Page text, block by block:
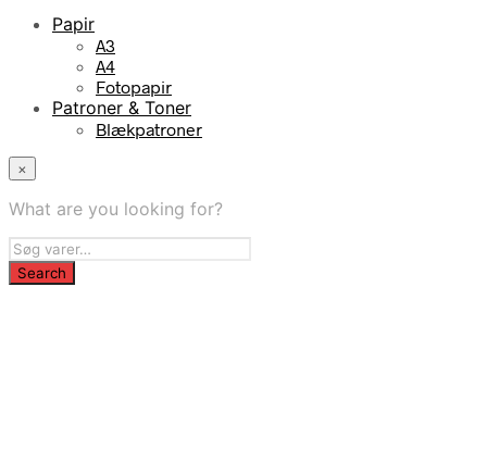
Papir
A3
A4
Fotopapir
Patroner & Toner
Blækpatroner
×
What are you looking for?